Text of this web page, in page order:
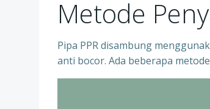
Metode
Pipa PPR disambung
anti bocor. Ada beberapa